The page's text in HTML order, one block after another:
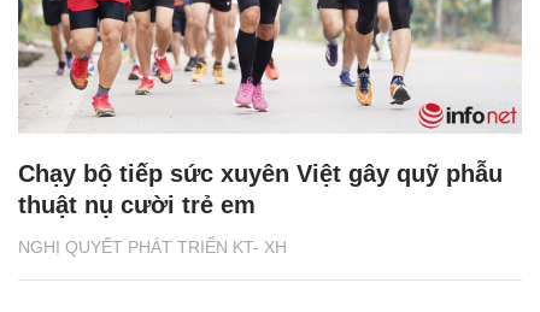
NGHỊ QUYẾT PHÁT TRIỂN KT- XH
Chạy bộ tiếp sức xuyên Việt gây quỹ phẫu
thuật nụ cười trẻ em